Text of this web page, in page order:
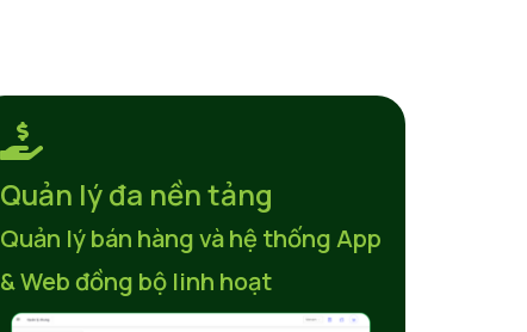
Quản lý đa nền tảng
Quản lý bán hàng và hệ thống App
& Web đồng bộ linh hoạt